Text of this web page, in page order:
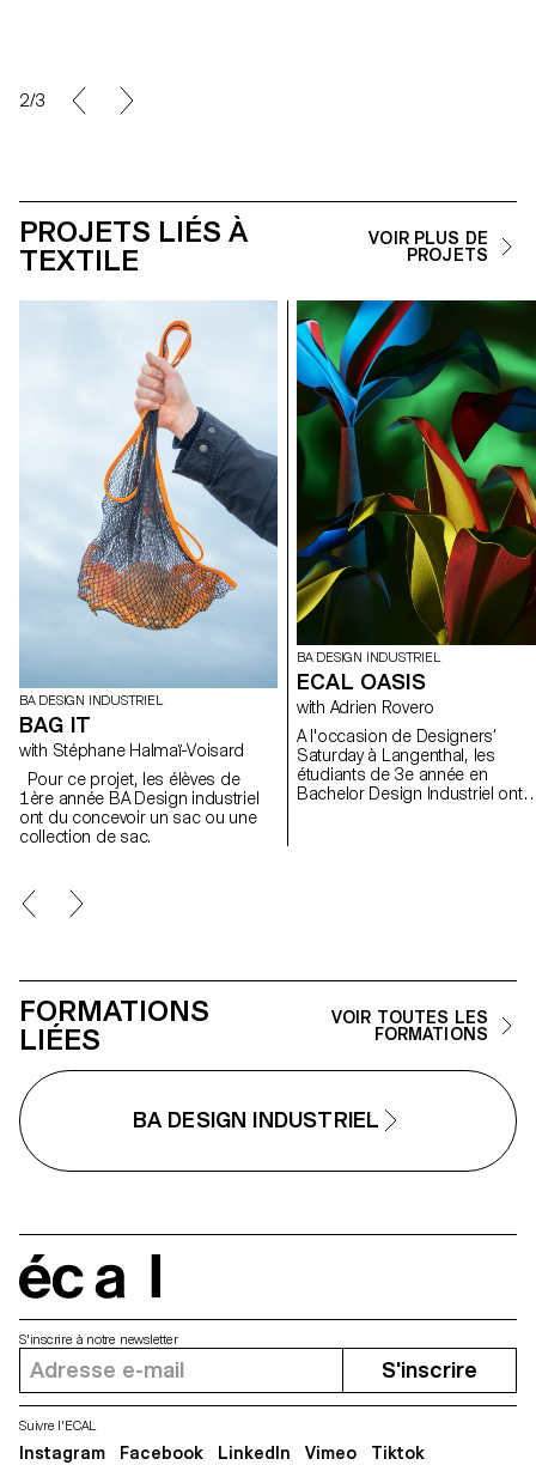
2/3
PROJETS LIÉS À
TEXTILE
VOIR PLUS DE
PROJETS
BA DESIGN INDUSTRIEL
BAG IT
with Stéphane Halmaï-Voisard
1ère année BA Design industriel
ont du concevoir un sac ou une
BA DESIGN INDUSTRIEL
ECAL OASIS
with Adrien Rovero
A l'occasion de Designers’
Saturday à Langenthal, les
étudiants de 3e année en
Bachelor Design Industriel ont
Quentin Frichet Victor Guittet
Siffert
FORMATIONS
LIÉES
VOIR TOUTES LES
FORMATIONS
BA DESIGN INDUSTRIEL
S'inscrire à notre newsletter
S'inscrire
Suivre l'ECAL
Instagram Facebook LinkedIn Vimeo Tiktok